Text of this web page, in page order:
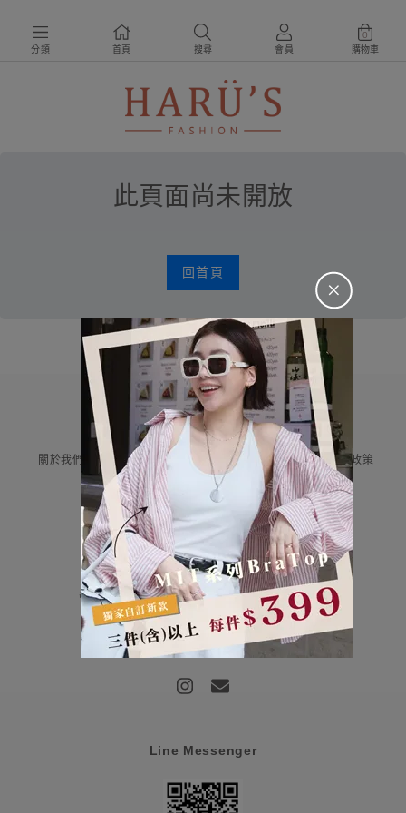
＋
分類 首頁 搜尋 會員 購物車
0
此頁面尚未開放
回首頁
Information
關於我們 付款與運送 售後服務 隱私權政策
Contact Us
評云有限公司 統編:85107159
營業時間：平日早上9:00-12:00/下午13:00-18:00
客服信箱：haru@haru-fashion.com
客服line：@doi0581j
Line Messenger